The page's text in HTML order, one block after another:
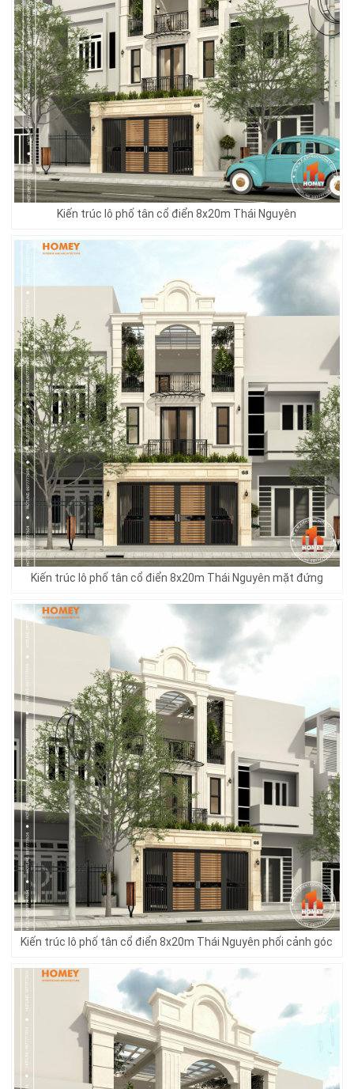
Kiến trúc lô phố tân cổ điển 8x20m Thái Nguyên
Kiến trúc lô phố tân cổ điển 8x20m Thái Nguyên mặt đứng
Kiến trúc lô phố tân cổ điển 8x20m Thái Nguyên phối cảnh góc